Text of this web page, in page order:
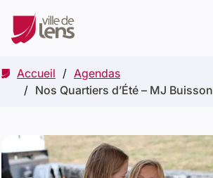
Accueil
Agendas
Nos Quartiers d’Été – MJ Buisson